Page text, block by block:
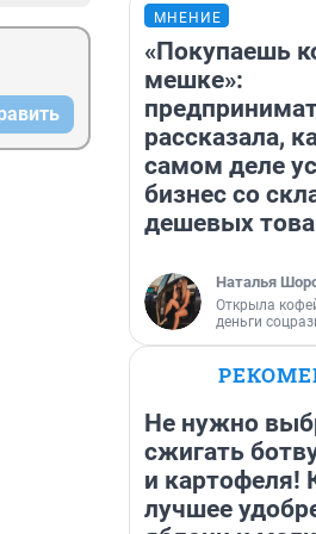
МНЕНИЕ
«Покупаешь
мешке»:
рассказала,
самом деле
бизнес со
дешевых
Наталья
Открыла
деньги
Не нужно
сжигать
и картофеля!
лучшее